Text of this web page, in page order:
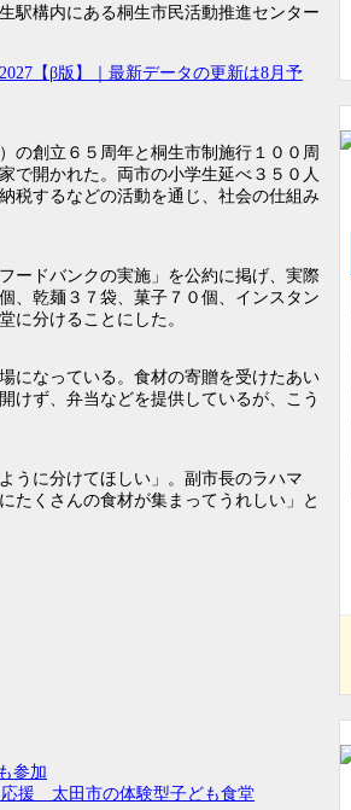
駅構内にある桐生市民活動推進センター
【β版】｜最新データの更新は8月予
の創立６５周年と桐生市制施行１００周
で開かれた。両市の小学生延べ３５０人
税するなどの活動を通じ、社会の仕組み
ードバンクの実施」を公約に掲げ、実際
、乾麺３７袋、菓子７０個、インスタン
に分けることにした。
になっている。食材の寄贈を受けたあい
けず、弁当などを提供しているが、こう
うに分けてほしい」。副市長のラハマ
たくさんの食材が集まってうれしい」と
参加
応援 太田市の体験型子ども食堂
あ、それってグンマ！ 「を」
樹徳の梅山さん大相撲へ 二子
山親方に決意語る 「十両以上
が目標」
10月11日、桐生で第10回着物
フ...
プ 思考力・読解力重視が鮮明
に 受験者...
日制全体の倍率は1.05倍ー第2...